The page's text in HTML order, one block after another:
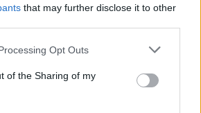
that may further disclose it to other
Opt Outs
of the Sharing of my
articolo.
mostrata ai visitatori. Il contenuto di questo
dell'autore e non rappresenta la linea editoriale
autonoma e indipendente. I messaggi inclusi nei
ma post inviati dai singoli lettori che